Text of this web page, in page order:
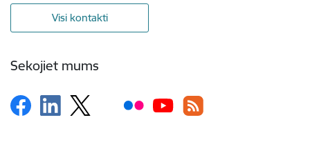
Visi kontakti
Sekojiet mums